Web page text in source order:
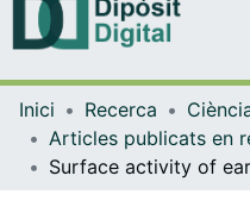
Inici Recerca